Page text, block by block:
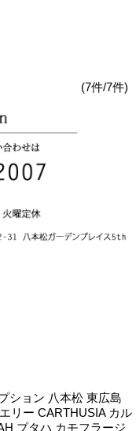
(7件/7件)
ション 八本松 東広島
リー CARTHUSIA カル
プタハ カモフラージ